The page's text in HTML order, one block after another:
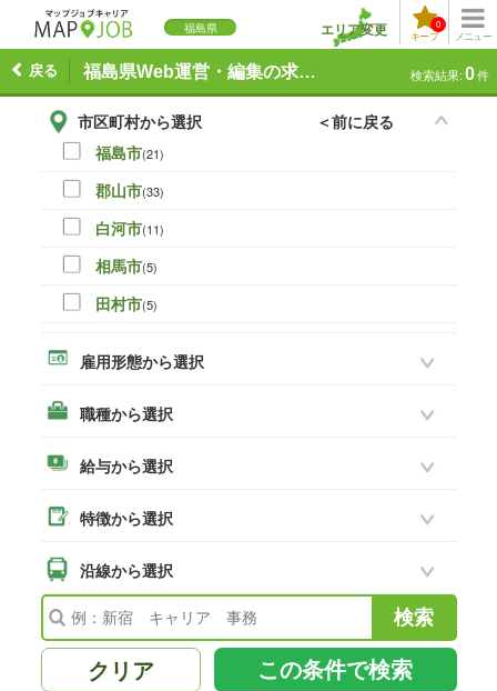
福島県
メニュー
キープ
0
エリア変更
福島県Web運営・編集の求人一覧
戻る 検索結果: 0件
市区町村から選択
＜前に戻る
福島市(21)
郡山市(33)
白河市(11)
相馬市(5)
田村市(5)
いわき市(19)
須賀川市(14)
二本松市(8)
南相馬市(2)
会津若松市
福島県その他(41)
雇用形態から選択
職種から選択
給与から選択
特徴から選択
沿線から選択
クリア この条件で検索